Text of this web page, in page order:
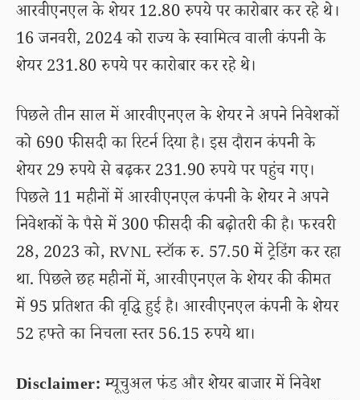
आरवीएनएल के शेयर 12.80 रुपये पर कारोबार कर रहे थे।
16 जनवरी, 2024 को राज्य के स्वामित्व वाली कंपनी के
शेयर 231.80 रुपये पर कारोबार कर रहे थे।
पिछले तीन साल में आरवीएनएल के शेयर ने अपने निवेशकों
को 690 फीसदी का रिटर्न दिया है। इस दौरान कंपनी के
शेयर 29 रुपये से बढ़कर 231.90 रुपये पर पहुंच गए।
पिछले 11 महीनों में आरवीएनएल कंपनी के शेयर ने अपने
निवेशकों के पैसे में 300 फीसदी की बढ़ोतरी की है। फरवरी
28, 2023 को, RVNL स्टॉक रु. 57.50 में ट्रेडिंग कर रहा
था. पिछले छह महीनों में, आरवीएनएल के शेयर की कीमत
में 95 प्रतिशत की वृद्धि हुई है। आरवीएनएल कंपनी के शेयर
52 हफ्ते का निचला स्तर 56.15 रुपये था।
Disclaimer:म्यूचुअल फंड और शेयर बाजार में निवेश